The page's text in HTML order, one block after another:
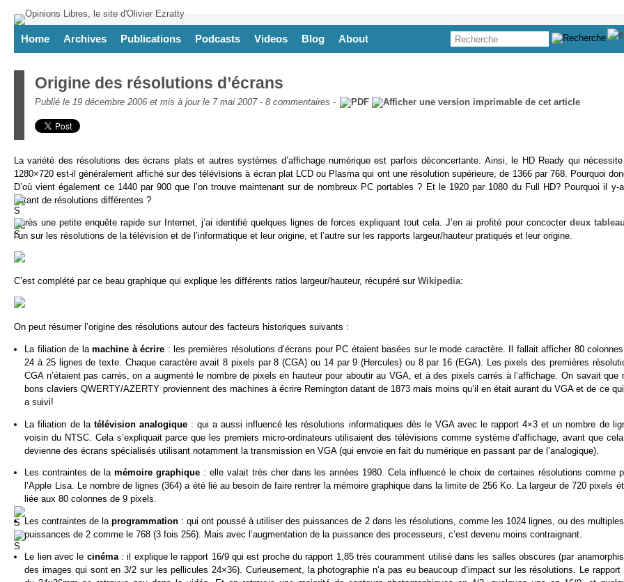
Home Archives Publications Podcasts Videos Blog About
Origine des résolutions d’écrans
Publié le 19 décembre 2006 et mis à jour le 7 mai 2007 - 8 commentaires -
La variété des résolutions des écrans plats et autres systèmes d’affichage numérique est parfois déconcertante. Ainsi, le HD Ready qui
1280×720 est-il généralement affiché sur des télévisions à écran plat LCD ou Plasma qui ont une résolution supérieure, de 1366 par 768. Pourquoi
D’où vient également ce 1440 par 900 que l’on trouve maintenant sur de nombreux PC portables ? Et le 1920 par 1080 du Full HD? Pourquoi il y-
autant de résolutions différentes ?
Après une petite enquête rapide sur Internet, j’ai identifié quelques lignes de forces expliquant tout cela. J’en ai profité pour concocter deux
l’un sur les résolutions de la télévision et de l’informatique et leur origine, et l’autre sur les rapports largeur/hauteur pratiqués et leur origine.
C’est complété par ce beau graphique qui explique les différents ratios largeur/hauteur, récupéré sur Wikipedia:
On peut résumer l’origine des résolutions autour des facteurs historiques suivants :
La filiation de lamachine à écrire : les premières résolutions d’écrans pour PC étaient basées sur le mode caractère. Il fallait afficher 80
24 à 25 lignes de texte. Chaque caractère avait 8 pixels par 8 (CGA) ou 14 par 9 (Hercules) ou 8 par 16 (EGA). Les pixels des premières
CGA n’étaient pas carrés, on a augmenté le nombre de pixels en hauteur pour aboutir au VGA, et à des pixels carrés à l’affichage. On savait que
bons claviers QWERTY/AZERTY proviennent des machines à écrire Remington datant de 1873 mais moins qu’il en était aurant du VGA et de ce
a suivi!
La filiation de la télévision analogique : qui a aussi influencé les résolutions informatiques dès le VGA avec le rapport 4×3 et un nombre de
voisin du NTSC. Cela s’expliquait parce que les premiers micro-ordinateurs utilisaient des télévisions comme système d’affichage, avant que
devienne des écrans spécialisés utilisant notamment la transmission en VGA (qui envoie en fait du numérique en passant par de l’analogique).
Les contraintes de lamémoire graphique : elle valait très cher dans les années 1980. Cela influencé le choix de certaines résolutions comme
l’Apple Lisa. Le nombre de lignes (364) a été lié au besoin de faire rentrer la mémoire graphique dans la limite de 256 Ko. La largeur de 720 pixels
liée aux 80 colonnes de 9 pixels.
Les contraintes de laprogrammation : qui ont poussé à utiliser des puissances de 2 dans les résolutions, comme les 1024 lignes, ou des
puissances de 2 comme le 768 (3 fois 256). Mais avec l’augmentation de la puissance des processeurs, c’est devenu moins contraignant.
Le lien avec le cinéma: il explique le rapport 16/9 qui est proche du rapport 1,85 très couramment utilisé dans les salles obscures (par
des images qui sont en 3/2 sur les pellicules 24×36). Curieusement, la photographie n’a pas eu beaucoup d’impact sur les résolutions. Le rapport